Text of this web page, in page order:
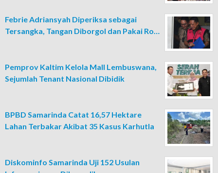
Febrie Adriansyah Diperiksa sebagai
Tersangka, Tangan Diborgol dan Pakai Ro…
Pemprov Kaltim Kelola Mall Lembuswana,
Sejumlah Tenant Nasional Dibidik
BPBD Samarinda Catat 16,57 Hektare
Lahan Terbakar Akibat 35 Kasus Karhutla
Diskominfo Samarinda Uji 152 Usulan